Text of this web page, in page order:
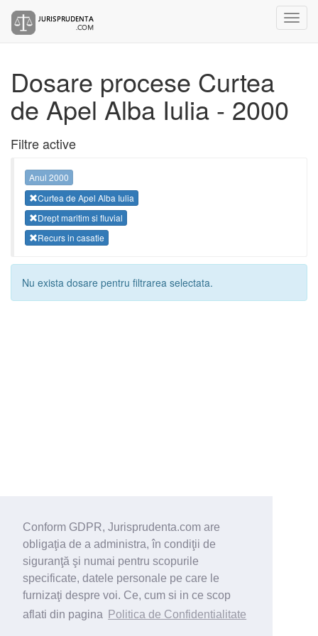
Conform GDPR, Jurisprudenta.com are
obligaţia de a administra, în condiţii de
siguranţă şi numai pentru scopurile
specificate, datele personale pe care le
furnizaţi despre voi. Ce, cum si in ce scop
aflati din pagina
Politica de Confidentialitate
Dosare procese Curtea
de Apel Alba Iulia - 2000
Filtre active
Anul 2000
Curtea de Apel Alba Iulia
Drept maritim si fluvial
Recurs in casatie
Nu exista dosare pentru filtrarea selectata.